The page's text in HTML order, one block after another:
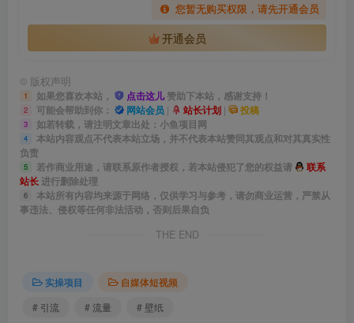
您暂无购买权限，请先开通会员
开通会员
© 版权声明
1 如果您喜欢本站， 点击这儿赞助下本站，感谢支持！
2 可能会帮助到你： 网站会员 | 站长计划 | 投稿
3 如若转载，请注明文章出处：小鱼项目网
4
本站内容观点不代表本站立场，并不代表本站赞同其观点和对其真实性
负责
5 若作商业用途，请联系原作者授权，若本站侵犯了您的权益请
联系
站长进行删除处理
6
本站所有内容均来源于网络，仅供学习与参考，请勿商业运营，严禁从
事违法、侵权等任何非法活动，否则后果自负
THE END
实操项目
自媒体短视频
# 引流
# 流量 # 壁纸